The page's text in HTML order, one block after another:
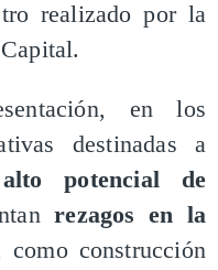
realizado por la
en los
destinadas a
alto potencial de
rezagos en la
como construcción